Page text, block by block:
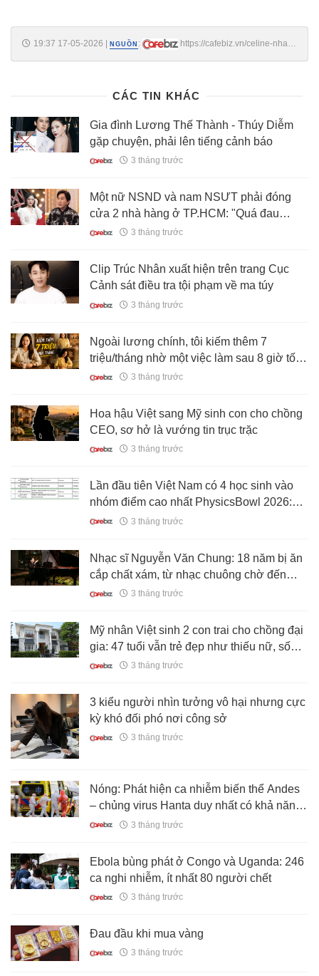
19:37 17-05-2026 NGUỒN :
https://cafebiz.vn/celine-nha-
CÁC TIN KHÁC
Gia đình Lương Thế Thành - Thúy Diễm
gặp chuyện, phải lên tiếng cảnh báo
3 tháng trước
Một nữ NSND và nam NSƯT phải đóng
cửa 2 nhà hàng ở TP.HCM: "Quá đau
lòng!"
3 tháng trước
Clip Trúc Nhân xuất hiện trên trang Cục
Cảnh sát điều tra tội phạm về ma túy
3 tháng trước
Ngoài lương chính, tôi kiếm thêm 7
triệu/tháng nhờ một việc làm sau 8 giờ tối:
Cuộc sống thay đổi rõ sau tuổi 40
3 tháng trước
Hoa hậu Việt sang Mỹ sinh con cho chồng
CEO, sơ hở là vướng tin trục trặc
3 tháng trước
Lần đầu tiên Việt Nam có 4 học sinh vào
nhóm điểm cao nhất PhysicsBowl 2026:
Hanoi Amsterdam vượt cả trường quốc tế
3 tháng trước
Nhạc sĩ Nguyễn Văn Chung: 18 năm bị ăn
cắp chất xám, từ nhạc chuông chờ đến
"luật sư ma"3 tháng trước
Mỹ nhân Việt sinh 2 con trai cho chồng đại
gia: 47 tuổi vẫn trẻ đẹp như thiếu nữ, sống
đời "nữ hoàng" trong biệt thự 200 tỷ
3 tháng trước
3 kiểu người nhìn tưởng vô hại nhưng cực
kỳ khó đối phó nơi công sở
3 tháng trước
Nóng: Phát hiện ca nhiễm biến thể Andes
– chủng virus Hanta duy nhất có khả năng
lây từ người sang người
3 tháng trước
Ebola bùng phát ở Congo và Uganda: 246
ca nghi nhiễm, ít nhất 80 người chết
3 tháng trước
Đau đầu khi mua vàng
3 tháng trước